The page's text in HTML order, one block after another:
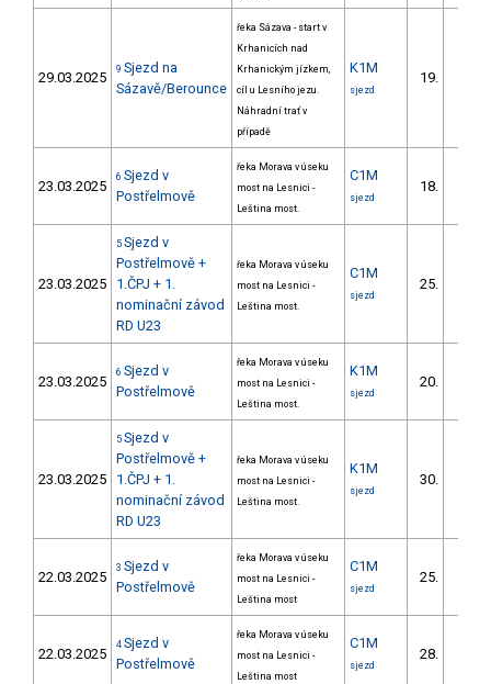
29.03.2025 9 Sjezd na
Sázavě/Berounce
řeka Sázava - start v
Krhanicích nad
Krhanickým jízkem,
cíl u Lesního jezu.
Náhradní trať v
případě
K1M
sjezd
19.
23.03.2025
6 Sjezd v
Postřelmově
řeka Morava v úseku
most na Lesnici -
Leština most.
C1M
sjezd
18.
23.03.2025
5 Sjezd v
Postřelmově +
1.ČPJ + 1.
nominační závod
RD U23
řeka Morava v úseku
most na Lesnici -
Leština most.
C1M
sjezd
25.
23.03.2025
6 Sjezd v
Postřelmově
řeka Morava v úseku
most na Lesnici -
Leština most.
K1M
sjezd
20.
23.03.2025
5 Sjezd v
Postřelmově +
1.ČPJ + 1.
nominační závod
RD U23
řeka Morava v úseku
most na Lesnici -
Leština most.
K1M
sjezd
30.
22.03.2025
3 Sjezd v
Postřelmově
řeka Morava v úseku
most na Lesnici -
Leština most
C1M
sjezd
25.
22.03.2025
4 Sjezd v
Postřelmově
řeka Morava v úseku
most na Lesnici -
Leština most
C1M
sjezd
28.